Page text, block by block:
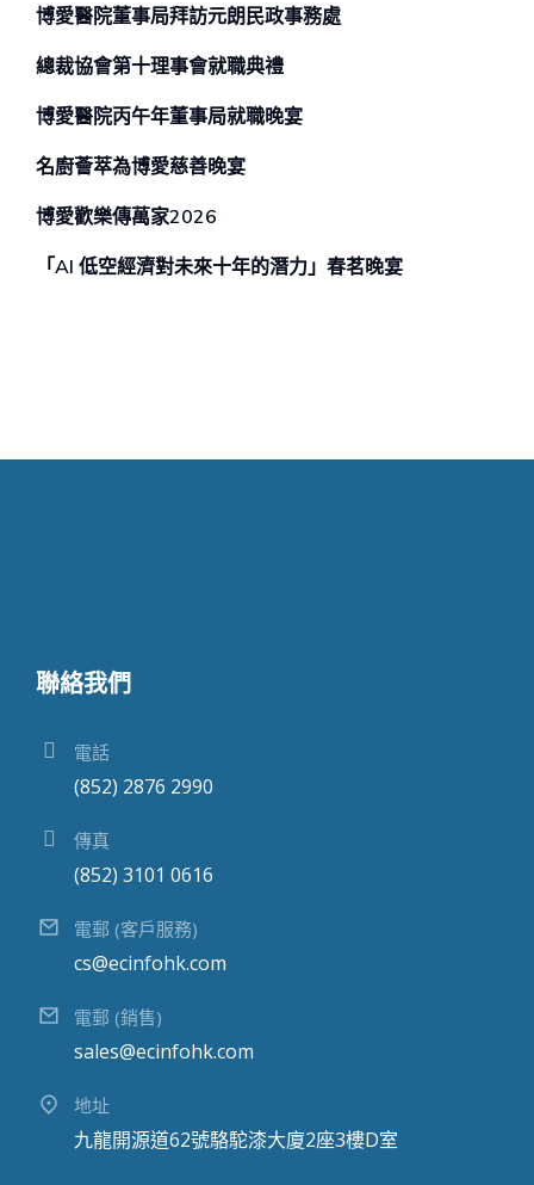
博愛醫院董事局拜訪元朗民政事務處
總裁協會第十理事會就職典禮
博愛醫院丙午年董事局就職晚宴
名廚薈萃為博愛慈善晚宴
博愛歡樂傳萬家2026
「AI 低空經濟對未來⼗年的潛⼒」春茗晚宴
聯絡我們
電話
(852) 2876 2990
傳真
(852) 3101 0616
電郵 (客戶服務)
cs@ecinfohk.com
電郵 (銷售)
sales@ecinfohk.com
地址
九龍開源道62號駱駝漆大廈2座3樓D室